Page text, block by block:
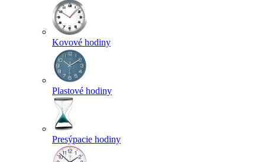
Kovové hodiny
Plastové hodiny
Presýpacie hodiny